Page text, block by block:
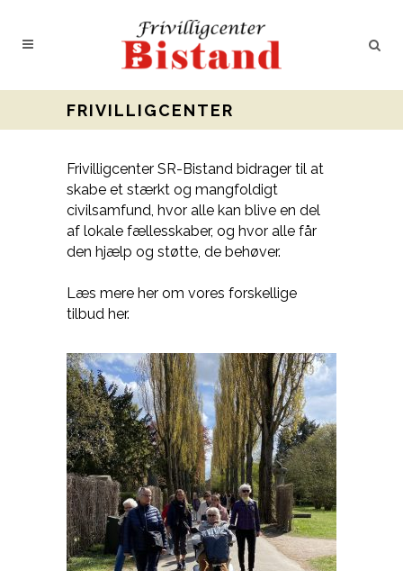
FRIVILLIGCENTER
Frivilligcenter SR-Bistand bidrager til at
skabe et stærkt og mangfoldigt
civilsamfund, hvor alle kan blive en del
af lokale fællesskaber, og hvor alle får
den hjælp og støtte, de behøver.
Læs mere her om vores forskellige
tilbud her.